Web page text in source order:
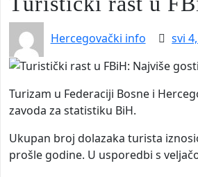
Hercegovački info svi
Turizam u Federaciji Bosne i
zavoda za statistiku BiH.
Ukupan broj dolazaka turista
prošle godine. U usporedbi s